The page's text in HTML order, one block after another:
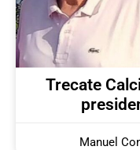
Trecate
Manuel